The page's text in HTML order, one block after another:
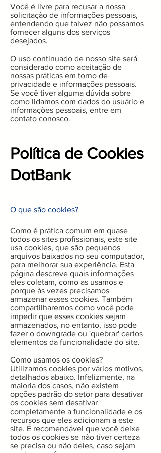
Você é livre para recusar a nossa
solicitação de informações pessoais,
entendendo que talvez não possamos
fornecer alguns dos serviços
desejados.
O uso continuado de nosso site será
considerado como aceitação de
nossas práticas em torno de
privacidade e informações pessoais.
Se você tiver alguma dúvida sobre
como lidamos com dados do usuário e
informações pessoais, entre em
contato conosco.
Política de Cookies
DotBank
O que são cookies?
Como é prática comum em quase
todos os sites profissionais, este site
usa cookies, que são pequenos
arquivos baixados no seu computador,
para melhorar sua experiência. Esta
página descreve quais informações
eles coletam, como as usamos e
porque às vezes precisamos
armazenar esses cookies. Também
compartilharemos como você pode
impedir que esses cookies sejam
armazenados, no entanto, isso pode
fazer o downgrade ou 'quebrar' certos
elementos da funcionalidade do site.
Como usamos os cookies?
Utilizamos cookies por vários motivos,
detalhados abaixo. Infelizmente, na
maioria dos casos, não existem
opções padrão do setor para desativar
os cookies sem desativar
completamente a funcionalidade e os
recursos que eles adicionam a este
site. É recomendável que você deixe
todos os cookies se não tiver certeza
se precisa ou não deles, caso sejam